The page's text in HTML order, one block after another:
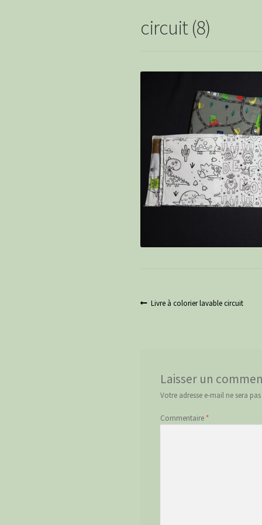
circuit (8)
Navigation
Article
Livre à colorier lavable circuit
Laisser un
Votre adresse e-mail ne sera
Commentaire *